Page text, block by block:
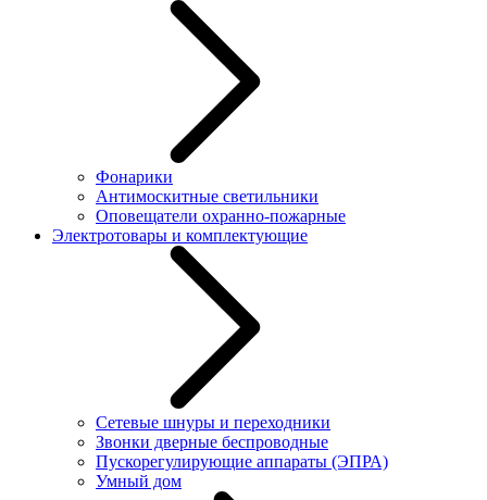
Фонарики
Антимоскитные светильники
Оповещатели охранно-пожарные
Электротовары и комплектующие
Сетевые шнуры и переходники
Звонки дверные беспроводные
Пускорегулирующие аппараты (ЭПРА)
Умный дом